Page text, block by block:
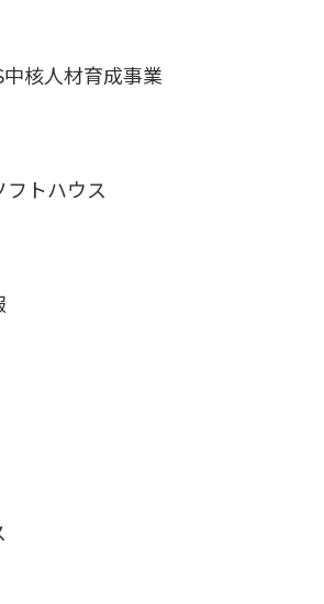
中核人材育成事業
フトハウス